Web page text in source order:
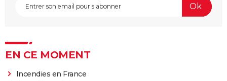
EN CE MOMENT
Incendies en France